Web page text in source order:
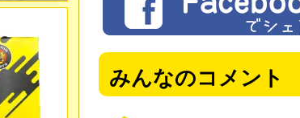
みんなのコメント